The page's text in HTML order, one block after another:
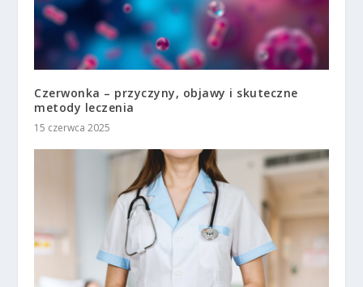
Czerwonka – przyczyny, objawy i skuteczne
metody leczenia
15 czerwca 2025